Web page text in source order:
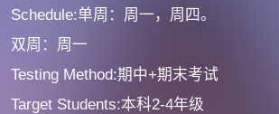
Schedule:单周：周一，周四。
双周：周一
Testing Method:期中+期末考试
Target Students:本科2-4年级